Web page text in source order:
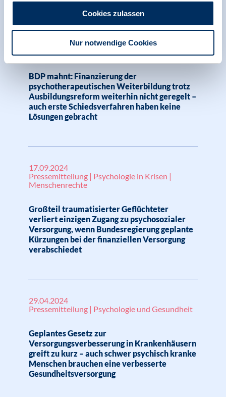
Cookies zulassen
Nur notwendige Cookies
Pressemitteilung | Psychologie und Gesundheit |
BDP mahnt: Finanzierung der
psychotherapeutischen Weiterbildung trotz
Ausbildungsreform weiterhin nicht geregelt –
auch erste Schiedsverfahren haben keine
Lösungen gebracht
17.09.2024
Pressemitteilung | Psychologie in Krisen |
Menschenrechte
Großteil traumatisierter Geflüchteter
verliert einzigen Zugang zu psychosozialer
Versorgung, wenn Bundesregierung geplante
Kürzungen bei der finanziellen Versorgung
verabschiedet
29.04.2024
Pressemitteilung | Psychologie und Gesundheit
Geplantes Gesetz zur
Versorgungsverbesserung in Krankenhäusern
greift zu kurz – auch schwer psychisch kranke
Menschen brauchen eine verbesserte
Gesundheitsversorgung